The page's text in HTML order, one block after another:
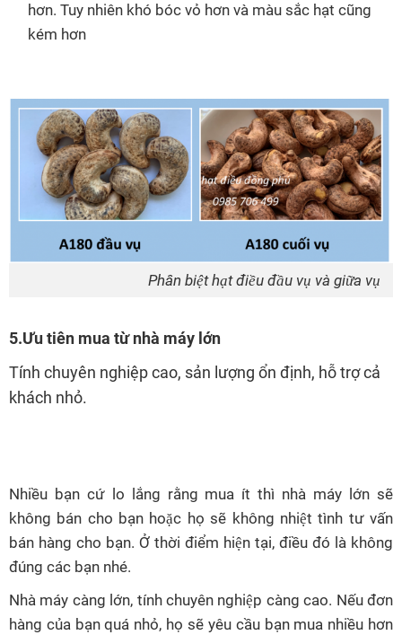
hơn. Tuy nhiên khó bóc vỏ hơn và màu sắc hạt cũng
kém hơn
Phân biệt hạt điều đầu vụ và giữa vụ
5.Ưu tiên mua từ nhà máy lớn
Tính chuyên nghiệp cao, sản lượng ổn định, hỗ trợ cả
khách nhỏ.
Nhiều bạn cứ lo lắng rằng mua ít thì nhà máy lớn sẽ
không bán cho bạn hoặc họ sẽ không nhiệt tình tư vấn
bán hàng cho bạn. Ở thời điểm hiện tại, điều đó là không
đúng các bạn nhé.
Nhà máy càng lớn, tính chuyên nghiệp càng cao. Nếu đơn
hàng của bạn quá nhỏ, họ sẽ yêu cầu bạn mua nhiều hơn